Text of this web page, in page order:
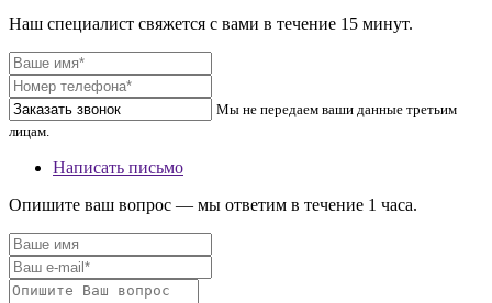
Наш специалист свяжется с вами в течение 15 минут.
Мы не передаем ваши данные третьим
лицам.
Написать письмо
Опишите ваш вопрос — мы ответим в течение 1 часа.